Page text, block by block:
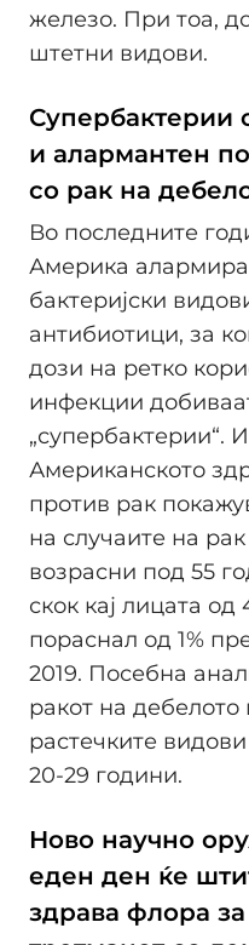
железо. При тоа,
штетни видови.
Супербактерии
и алармантен
со рак на
Во последните
Америка
бактеријски
антибиотици, за
дози на ретко
инфекции
„супербактерии“.
Американското
против рак
на случаите на
возрасни под 55
скок кај лицата
пораснал од 1%
2019. Посебна
ракот на дебелото
растечките
20-29 години.
Ново научно
еден ден ќе
здрава флора